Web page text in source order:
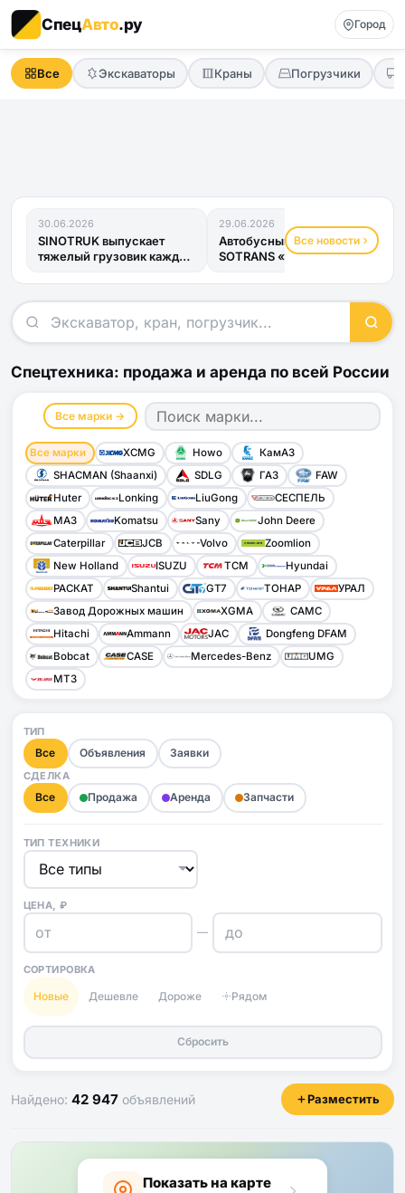
СпецАвто.ру Город
Все Экскаваторы Краны Погрузчики
30.06.2026
SINOTRUK выпускает
тяжелый грузовик каждые
29.06.2026
Автобусный прицеп
SOTRANS «Хвост
и готов к...
Все новости
Спецтехника: продажа и аренда по всей России
Все марки →
Все марки XCMG Howo
КамАЗ
SHACMAN (Shaanxi)
SDLG ГАЗ
FAW
Huter
Lonking LiuGong
СЕСПЕЛЬ
МАЗ
Komatsu Sany
John Deere
Caterpillar
JCB Volvo
Zoomlion
New Holland
ISUZU TCM
Hyundai
РАСКАТ
Shantui GT7 ТОНАР
УРАЛ
Завод Дорожных машин
XGMA
CAMC
Hitachi
Ammann JAC
Dongfeng DFAM
Bobcat
CASE Mercedes-Benz
UMG
МТЗ
ТИП
Все Объявления Заявки
СДЕЛКА
Все Продажа Аренда Запчасти
ТИП ТЕХНИКИ
ЦЕНА, ₽
—
СОРТИРОВКА
Новые Дешевле Дороже Рядом
Сбросить
Найдено: 42 947 объявлений Разместить
Показать на карте